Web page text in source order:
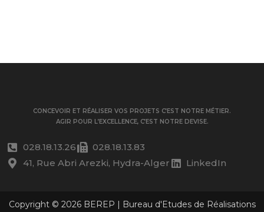
CONCEVOIR ET RÉALISER VOS PROJETS C’EST NOTRE MÉTIER.
AGIR POUR L’EXCELLENCE, C’EST NOTRE DEVISE.
028.18.13.26
028.18.13.83
41, Rue Abri Arezki, Hydra-Alger
LinkedIn
Copyright © 2026 BEREP | Bureau d'Etudes de Réalisations